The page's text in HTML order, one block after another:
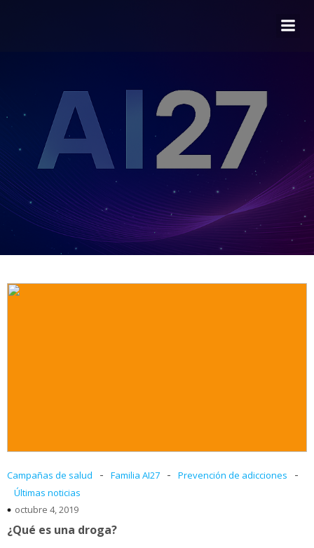
Campañas de salud - Familia AI27 - Prevención de adicciones -
Últimas noticias
octubre 4, 2019
¿Qué es una droga?